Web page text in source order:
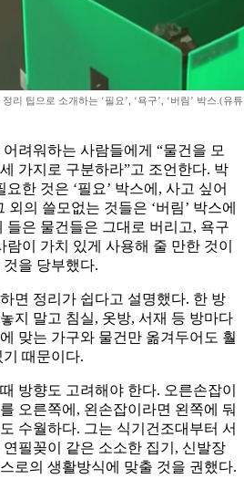
리 팁으로 소개하는 ‘필요’, ‘욕구’, ‘버림’ 박스.(유
려워하는 사람들에게 “물건을 모
가지로 구분하라”고 조언한다. 박
한 것은 ‘필요’ 박스에, 사고 싶어
외의 쓸모없는 것들은 ‘버림’ 박스에
들은 물건들은 그대로 버리고, 욕구
이 가치 있게 사용해 줄 만한 것이
을 당부했다.
면 정리가 쉽다고 설명했다. 한 방
지 말고 침실, 옷방, 서재 등 방마다
맞는 가구와 물건만 옮겨두어도 훨
때문이다.
방향도 고려해야 한다. 오른손잡이
오른쪽에, 왼손잡이라면 왼쪽에 둬
수월하다. 그는 식기건조대부터 서
필꽂이 같은 소소한 집기, 신발장
로의 생활방식에 맞출 것을 권했다.